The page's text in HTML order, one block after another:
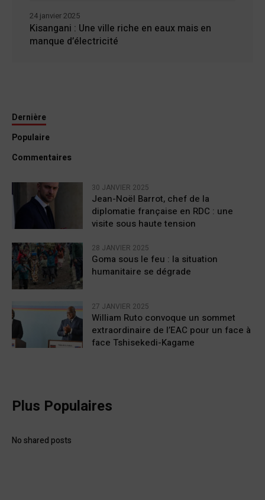
Kisangani : Une ville riche en eaux mais en
manque d’électricité
24 janvier 2025
Dernière
Populaire
Commentaires
30 JANVIER 2025
Jean-Noël Barrot, chef de la
diplomatie française en RDC : une
visite sous haute tension
28 JANVIER 2025
Goma sous le feu : la situation
humanitaire se dégrade
27 JANVIER 2025
William Ruto convoque un sommet
extraordinaire de l’EAC pour un face à
face Tshisekedi-Kagame
Plus Populaires
No shared posts